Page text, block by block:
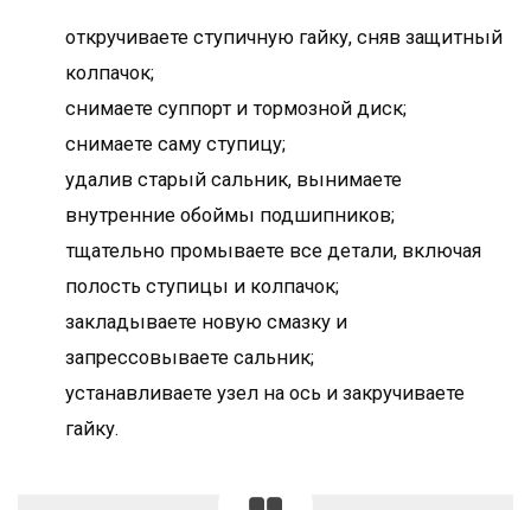
откручиваете ступичную гайку, сняв защитный
колпачок;
снимаете суппорт и тормозной диск;
снимаете саму ступицу;
удалив старый сальник, вынимаете
внутренние обоймы подшипников;
тщательно промываете все детали, включая
полость ступицы и колпачок;
закладываете новую смазку и
запрессовываете сальник;
устанавливаете узел на ось и закручиваете
гайку.